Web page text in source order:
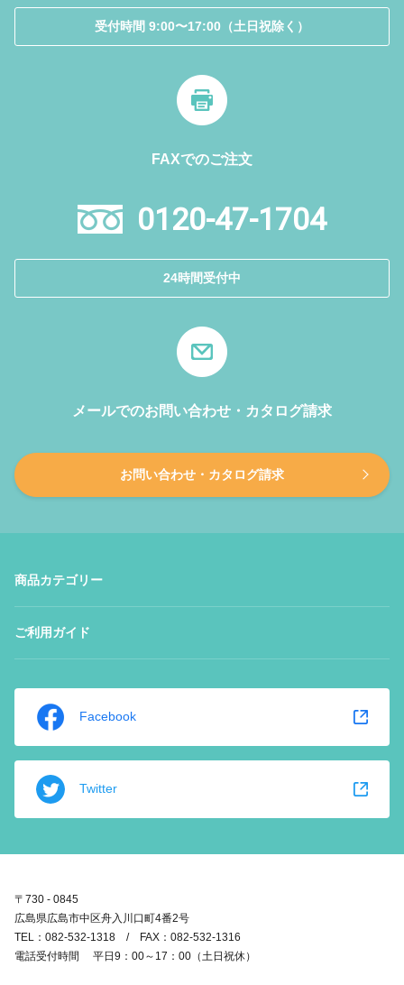
受付時間 9:00〜17:00（土日祝除く）
FAXでのご注文
0120-47-1704
24時間受付中
メールでのお問い合わせ・カタログ請求
お問い合わせ・カタログ請求
商品カテゴリー
ご利用ガイド
Facebook
Twitter
〒730 - 0845
広島県広島市中区舟入川口町4番2号
TEL：082-532-1318 / FAX：082-532-1316
電話受付時間 平日9：00～17：00（土日祝休）